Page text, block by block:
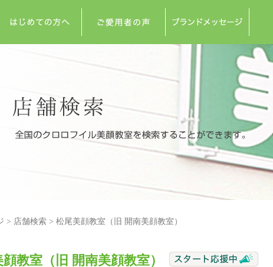
店舗検索 松尾美顔教室（旧 開南美顔教室）
教室（旧 開南美顔教室）